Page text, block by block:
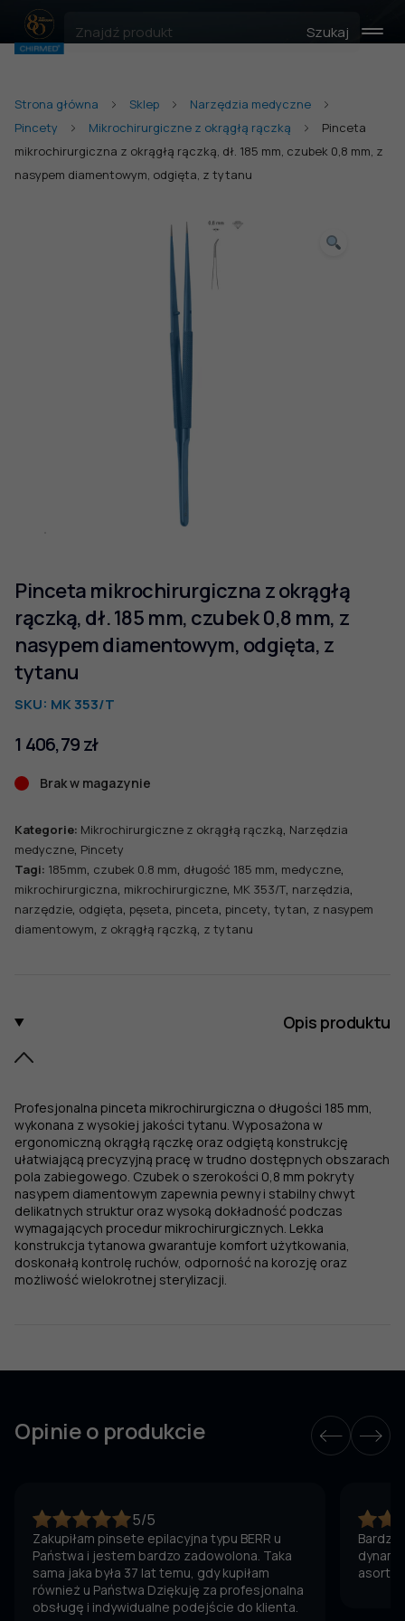
Szukaj
Strona główna Sklep
Narzędzia medyczne
Pincety
Mikrochirurgiczne z okrągłą rączką
Pinceta
mikrochirurgiczna z okrągłą rączką, dł. 185 mm, czubek 0,8 mm, z
nasypem diamentowym, odgięta, z tytanu
Pinceta mikrochirurgiczna z okrągłą
rączką, dł. 185 mm, czubek 0,8 mm, z
nasypem diamentowym, odgięta, z
tytanu
SKU: MK 353/T
1 406,79zł
Brak w magazynie
Kategorie: Mikrochirurgiczne z okrągłą rączką, Narzędzia
medyczne, Pincety
Tagi: 185mm, czubek 0.8 mm, długość 185 mm, medyczne,
mikrochirurgiczna, mikrochirurgiczne, MK 353/T, narzędzia,
narzędzie, odgięta, pęseta, pinceta, pincety, tytan, z nasypem
diamentowym, z okrągłą rączką, z tytanu
Opis produktu
Profesjonalna pinceta mikrochirurgiczna o długości 185 mm,
wykonana z wysokiej jakości tytanu. Wyposażona w
ergonomiczną okrągłą rączkę oraz odgiętą konstrukcję
ułatwiającą precyzyjną pracę w trudno dostępnych obszarach
pola zabiegowego. Czubek o szerokości 0,8 mm pokryty
nasypem diamentowym zapewnia pewny i stabilny chwyt
delikatnych struktur oraz wysoką dokładność podczas
wymagających procedur mikrochirurgicznych. Lekka
konstrukcja tytanowa gwarantuje komfort użytkowania,
doskonałą kontrolę ruchów, odporność na korozję oraz
możliwość wielokrotnej sterylizacji.
Opinie o produkcie
5/5
Zakupiłam pinsete epilacyjna typu BERR u
Państwa i jestem bardzo zadowolona. Taka
sama jaka była 37 lat temu, gdy kupiłam
również u Państwa Dziękuję za profesjonalna
obsługę i indywidualne podejście do klienta.
Bardzo